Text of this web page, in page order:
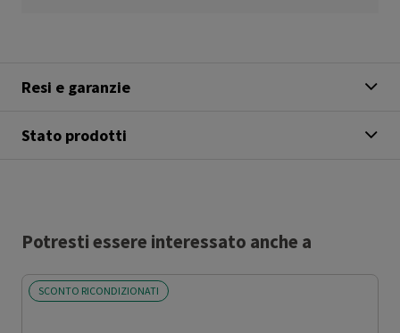
Resi e garanzie
Stato prodotti
Potresti essere interessato anche a
SCONTO RICONDIZIONATI